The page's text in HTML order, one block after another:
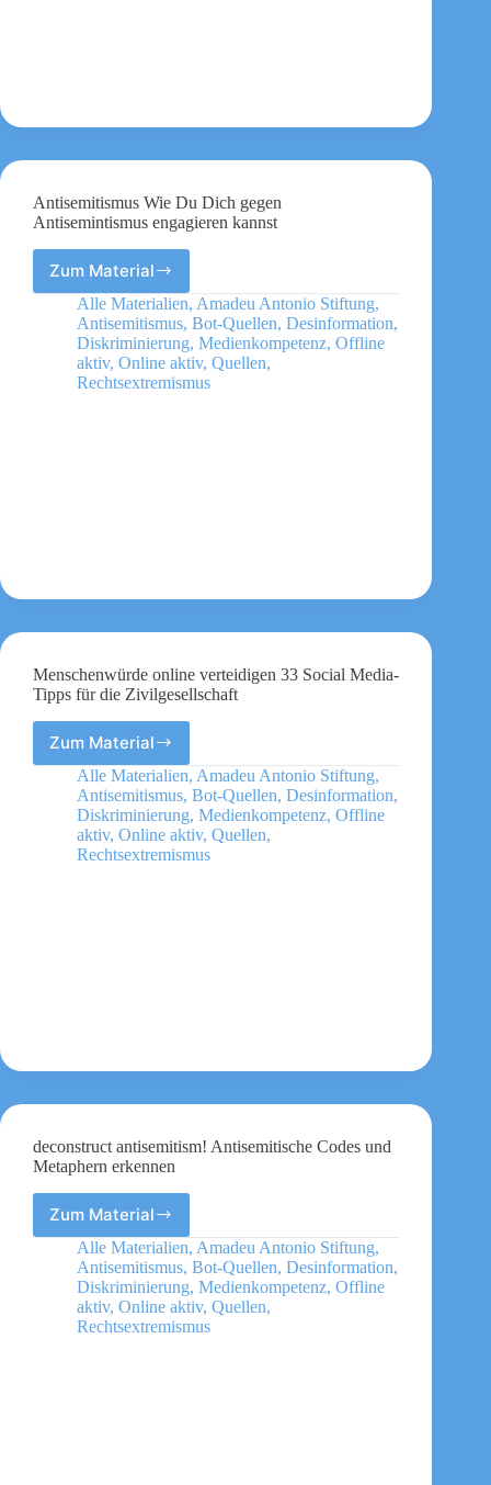
Hass
wird
Antisemitismus Wie Du Dich gegen
Antisemintismus engagieren kannst
Zum MaterialAntisemitismus
Wie
Du
Dich
gegen
Antisemintismus
Alle Materialien, Amadeu Antonio Stiftung,
Antisemitismus, Bot-Quellen, Desinformation,
Diskriminierung, Medienkompetenz, Offline
aktiv, Online aktiv, Quellen,
Rechtsextremismus
Menschenwürde online verteidigen 33 Social Media-
Tipps für die Zivilgesellschaft
Zum MaterialMenschenwürde
online
verteidigen
33
Social
Media-
Alle Materialien, Amadeu Antonio Stiftung,
Antisemitismus, Bot-Quellen, Desinformation,
Diskriminierung, Medienkompetenz, Offline
aktiv, Online aktiv, Quellen,
Rechtsextremismus
deconstruct antisemitism! Antisemitische Codes und
Metaphern erkennen
Zum Materialdeconstruct
antisemitism!
Antisemitische
Codes
und
Metaphern
Alle Materialien, Amadeu Antonio Stiftung,
Antisemitismus, Bot-Quellen, Desinformation,
Diskriminierung, Medienkompetenz, Offline
aktiv, Online aktiv, Quellen,
Rechtsextremismus